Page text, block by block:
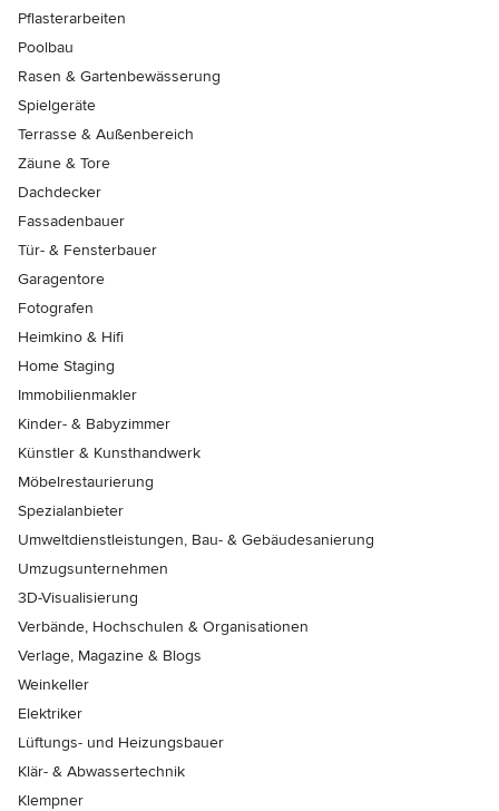
Pflasterarbeiten
Poolbau
Rasen & Gartenbewässerung
Spielgeräte
Terrasse & Außenbereich
Zäune & Tore
Dachdecker
Fassadenbauer
Tür- & Fensterbauer
Garagentore
Fotografen
Heimkino & Hifi
Home Staging
Immobilienmakler
Kinder- & Babyzimmer
Künstler & Kunsthandwerk
Möbelrestaurierung
Spezialanbieter
Umweltdienstleistungen, Bau- & Gebäudesanierung
Umzugsunternehmen
3D-Visualisierung
Verbände, Hochschulen & Organisationen
Verlage, Magazine & Blogs
Weinkeller
Elektriker
Lüftungs- und Heizungsbauer
Klär- & Abwassertechnik
Klempner